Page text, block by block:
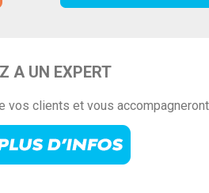
A UN EXPERT
clients et vous